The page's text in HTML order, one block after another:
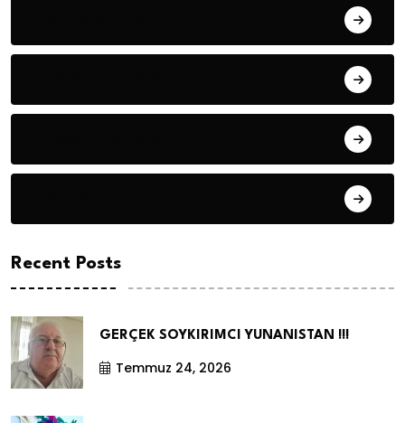
Recent Posts
GERÇEK SOYKIRIMCI YUNANISTAN !!!
Temmuz 24, 2026